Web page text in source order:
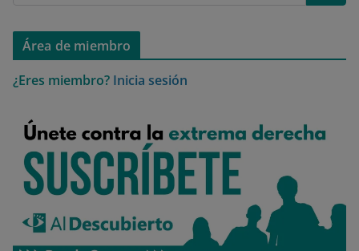
Área de miembro
¿Eres miembro? Inicia sesión